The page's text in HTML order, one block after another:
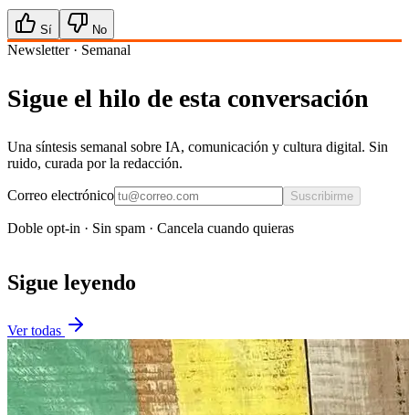
Sí No
Newsletter · Semanal
Sigue el hilo de esta conversación
Una síntesis semanal sobre IA, comunicación y cultura digital. Sin
ruido, curada por la redacción.
Correo electrónico Suscribirme
Doble opt-in · Sin spam · Cancela cuando quieras
Sigue leyendo
Ver todas